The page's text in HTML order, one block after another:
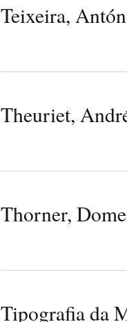
Teixeira,
Theuriet,
Thorner,
Tipografia da